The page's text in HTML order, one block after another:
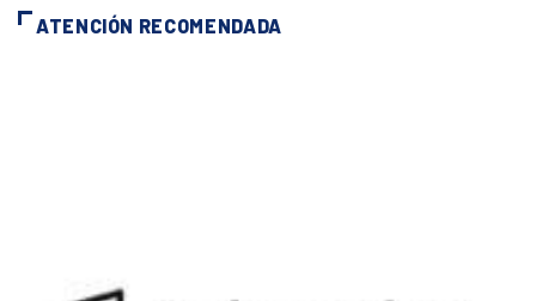
ATENCIÓN RECOMENDADA